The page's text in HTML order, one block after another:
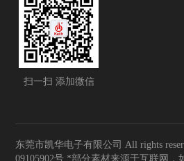
扫一扫 添加微信
东莞市凯华电子有限公司 All rights
09105902号 *部分素材来源于互联网，